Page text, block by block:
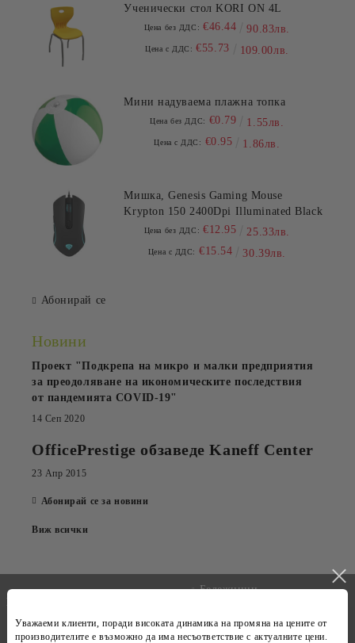
Ученически стол KORI ON 4L
Цена без ДДС: €46.44 90.83лв.
Цена с ДДС: €55.73 109.00лв.
Мини надуваема плажна топка
Цена без ДДС: €0.79 1.55лв.
Цена с ДДС: €0.95 1.86лв.
Мишка, Genesis Gaming Mouse
Krypton 150 2400Dpi Illuminated Black
Цена без ДДС: €12.95 25.33лв.
Цена с ДДС: €15.54 30.39лв.
Абонирай се
Новини
Проект "Подкрепа на микро и малки предприятия
за преодоляване на икономическите последствия
от пандемията COVID-19"
14 Сеп 2020
OfficePrestige обзаведе Kaneff Center
23 Апр 2015
Абонирай се за новини
Виж всички
Копирна хартия
Бележници
Рекламни сувенири
Уважаеми клиенти, поради високата динамика на промяна на цените от
производителите е възможно да има несъответствие с актуалните цени.